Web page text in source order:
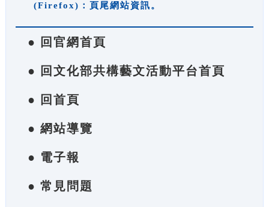
(Firefox)：頁尾網站資訊。
● 回官網首頁
● 回文化部共構藝文活動平台首頁
● 回首頁
● 網站導覽
● 電子報
● 常見問題